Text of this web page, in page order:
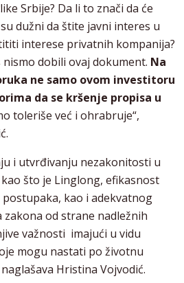
Srbije? Da li to znači da će
dužni da štite javni interes u
interese privatnih kompanija?
dobili ovaj dokument. Na
ne samo ovom investitoru
da se kršenje propisa u
toleriše već i ohrabruje“,
i utvrđivanju nezakonitosti u
što je Linglong, efikasnost
kao i adekvatnog
od strane nadležnih
važnosti imajući u vidu
mogu nastati po životnu
Hristina Vojvodić.